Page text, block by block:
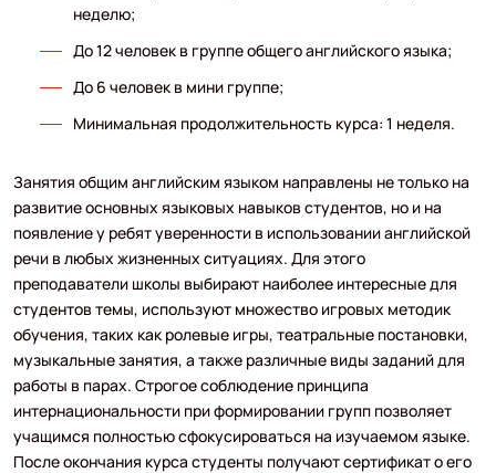
неделю;
До 12 человек в группе общего английского языка;
До 6 человек в мини группе;
Минимальная продолжительность курса: 1 неделя.
Занятия общим английским языком направлены не только на
развитие основных языковых навыков студентов, но и на
появление у ребят уверенности в использовании английской
речи в любых жизненных ситуациях. Для этого
преподаватели школы выбирают наиболее интересные для
студентов темы, используют множество игровых методик
обучения, таких как ролевые игры, театральные постановки,
музыкальные занятия, а также различные виды заданий для
работы в парах. Строгое соблюдение принципа
интернациональности при формировании групп позволяет
учащимся полностью сфокусироваться на изучаемом языке.
После окончания курса студенты получают сертификат о его